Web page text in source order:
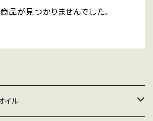
品が見つかりませんでした。
イル